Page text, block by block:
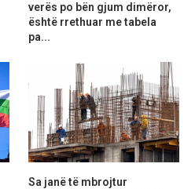
verës po bën gjum dimëror,
është rrethuar me tabela
pa...
Sa janë të mbrojtur